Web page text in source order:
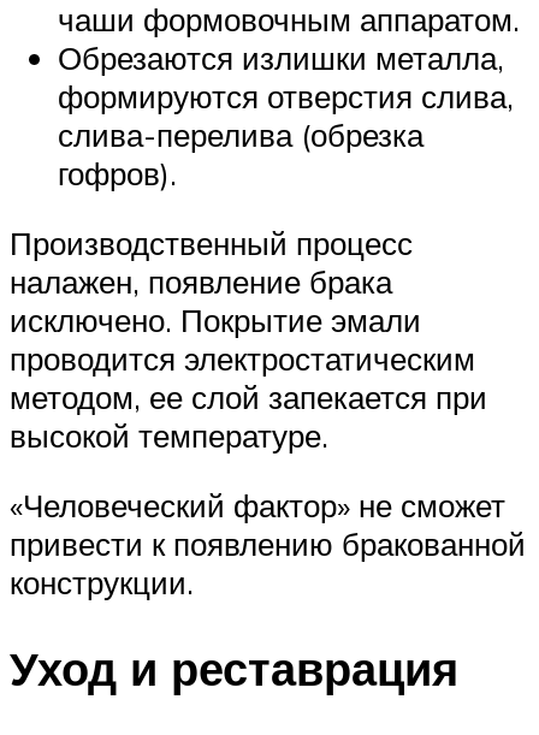
чаши формовочным аппаратом.
Обрезаются излишки металла,
формируются отверстия слива,
слива-перелива (обрезка
гофров).
Производственный процесс
налажен, появление брака
исключено. Покрытие эмали
проводится электростатическим
методом, ее слой запекается при
высокой температуре.
«Человеческий фактор» не сможет
привести к появлению бракованной
конструкции.
Уход и реставрация